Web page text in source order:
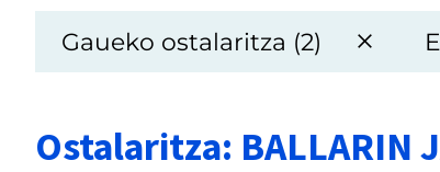
Gaueko ostalaritza (2)
Ostalaritza: BALLARIN